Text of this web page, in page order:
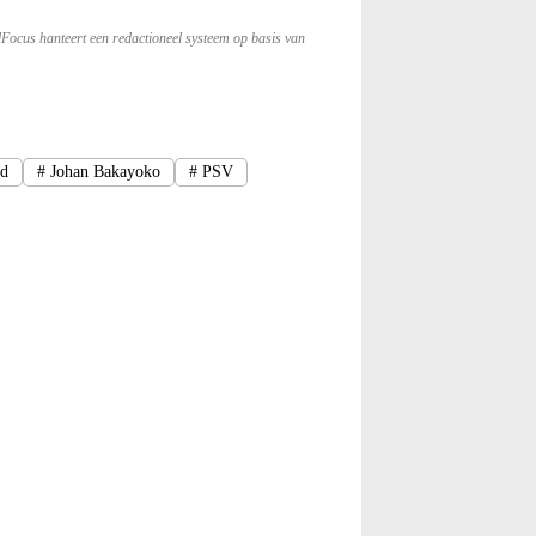
hanteert een redactioneel systeem op basis van
# Johan Bakayoko #PSV